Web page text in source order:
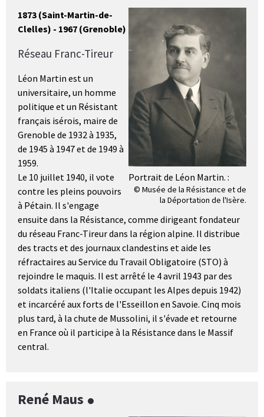
Portrait de Léon Martin. :
© Musée de la Résistance et de
la Déportation de l'Isère.
1873 (Saint-Martin-de-
Clelles) - 1967 (Grenoble)
Réseau Franc-Tireur
Léon Martin est un
universitaire, un homme
politique et un Résistant
français isérois, maire de
Grenoble de 1932 à 1935,
de 1945 à 1947 et de 1949 à
1959.
Le 10 juillet 1940, il vote
contre les pleins pouvoirs
à Pétain. Il s'engage
ensuite dans la Résistance, comme dirigeant fondateur
du réseau Franc-Tireur dans la région alpine. Il distribue
des tracts et des journaux clandestins et aide les
réfractaires au Service du Travail Obligatoire (STO) à
rejoindre le maquis. Il est arrêté le 4 avril 1943 par des
soldats italiens (l'Italie occupant les Alpes depuis 1942)
et incarcéré aux forts de l'Esseillon en Savoie. Cinq mois
plus tard, à la chute de Mussolini, il s'évade et retourne
en France où il participe à la Résistance dans le Massif
central.
René Maus